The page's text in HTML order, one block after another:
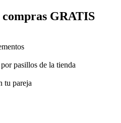
GRATIS
pasillos de la tienda
tu pareja